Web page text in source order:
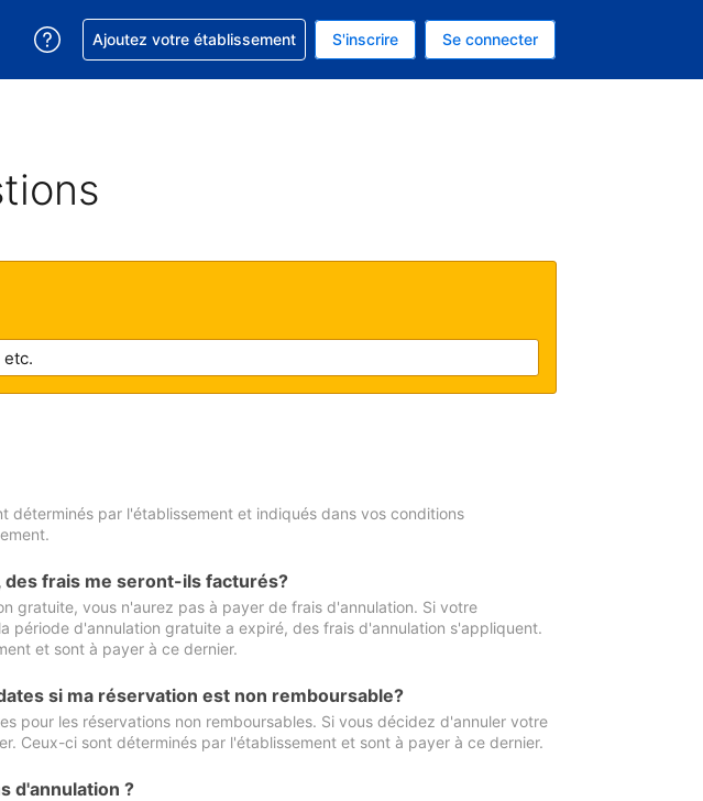
votre devise. Votre devise actuelle est celle-ci : Dollar américain.
votre langue. Votre langue actuelle est celle-ci : Français.
Obtenez de l'aide concernant votre réservation
Ajoutez votre établissement S'inscrire Se connecter
déterminés par l'établissement et indiqués dans vos conditions
des frais me seront-ils facturés?
gratuite, vous n'aurez pas à payer de frais d'annulation. Si votre
période d'annulation gratuite a expiré, des frais d'annulation s'appliquent.
et sont à payer à ce dernier.
si ma réservation est non remboursable?
pour les réservations non remboursables. Si vous décidez d'annuler votre
Ceux-ci sont déterminés par l'établissement et sont à payer à ce dernier.
d'annulation ?